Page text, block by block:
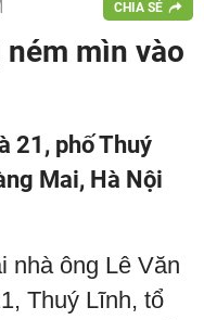
CHIA SẺ
mìn vào
21, phố Thuý
Mai, Hà Nội
nhà ông Lê Văn
Thuý Lĩnh, tổ